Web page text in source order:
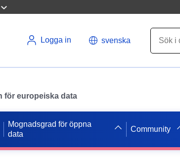
Logga in svenska
för europeiska data
Mognadsgrad för öppna
data
Community